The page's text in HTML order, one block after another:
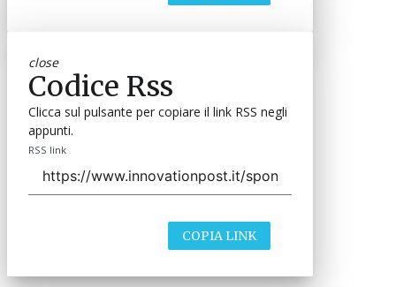
close
Codice Rss
Clicca sul pulsante per copiare il link RSS negli
appunti.
RSS link
COPIA LINK